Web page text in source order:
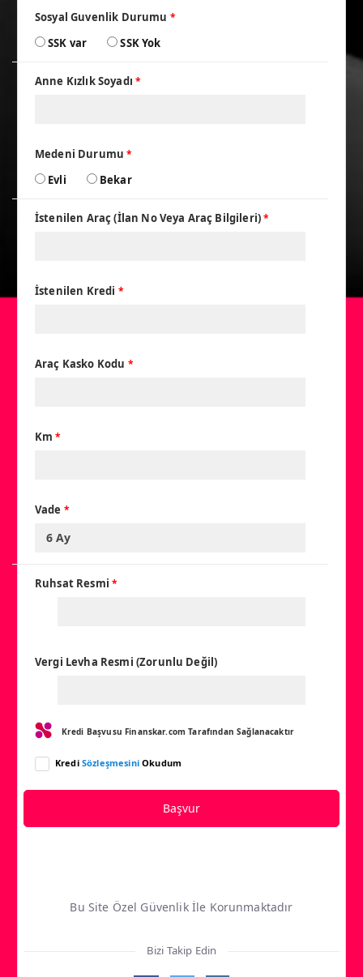
Sosyal Guvenlik Durumu *
SSK var SSK Yok
Anne Kızlık Soyadı*
Medeni Durumu*
Evli Bekar
İstenilen Araç (İlan No Veya Araç Bilgileri)*
İstenilen Kredi *
Araç Kasko Kodu *
Km*
Vade *
Ruhsat Resmi*
Vergi Levha Resmi (Zorunlu Değil)
Kredi Başvusu Finanskar.com Tarafından Sağlanacaktır
Kredi SözleşmesiniOkudum
Başvur
Bu Site Özel Güvenlik İle Korunmaktadır
Bizi Takip Edin